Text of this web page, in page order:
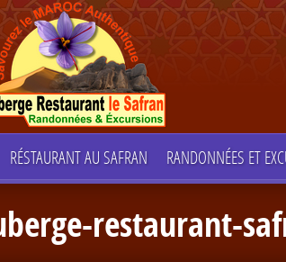
RÉSTAURANT AU SAFRAN RANDONNÉES ET
restaurant-